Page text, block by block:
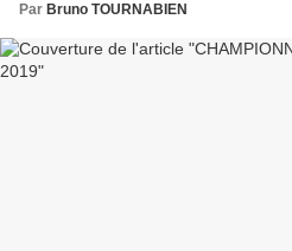
Par Bruno TOURNABIEN